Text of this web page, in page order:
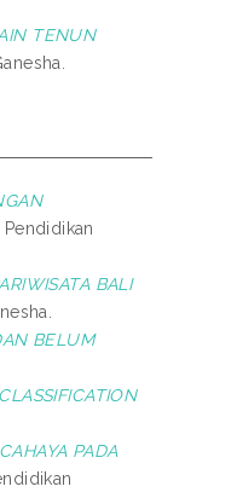
TENUN
BALI
BELUM
PADA